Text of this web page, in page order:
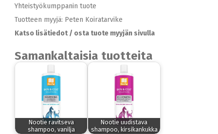
Yhteistyökumppanin tuote
Tuotteen myyjä: Peten Koiratarvike
Katso lisätiedot / osta tuote myyjän sivulla
Samankaltaisia tuotteita
Nootie ravitseva
shampoo, vanilja
Nootie uudistava
shampoo, kirsikankukka